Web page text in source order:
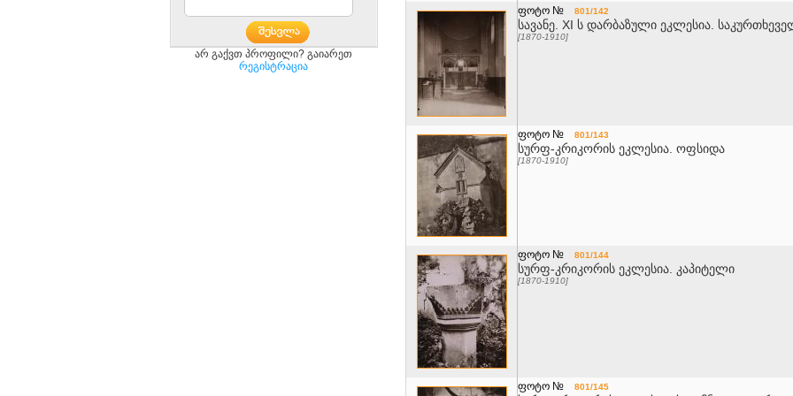
არ გაქვთ პროფილი? გაიარეთ
რეგისტრაცია
ფოტო № 801/142
სავანე. XI ს დარბაზული ეკლესია.
[1870-1910]
ფოტო № 801/143
სურფ-კრიკორის ეკლესია. ოფსიდა
[1870-1910]
ფოტო № 801/144
სურფ-კრიკორის ეკლესია. კაპიტელი
[1870-1910]
ფოტო № 801/145